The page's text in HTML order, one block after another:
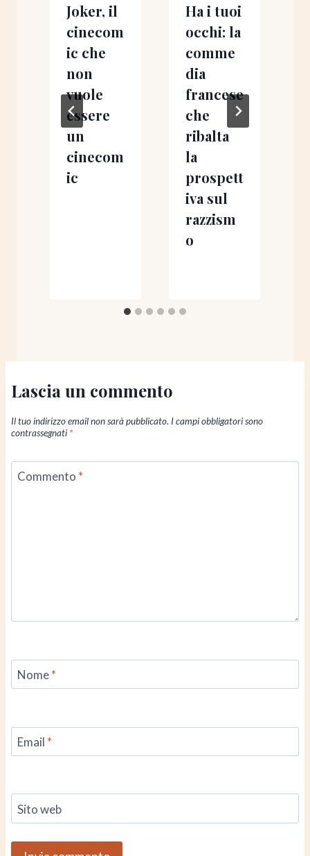
Joker, il
cinecom
ic che
non
vuole
essere
un
cinecom
ic
Ha i tuoi
occhi: la
comme
dia
francese
che
ribalta
la
prospett
iva sul
razzism
o
Lascia un commento
Il tuo indirizzo email non sarà pubblicato. I campi obbligatori sono
contrassegnati *
Commento *
Nome*
Email *
Sito web